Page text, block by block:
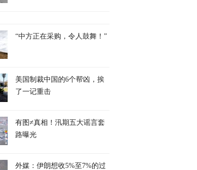
“中方正在采购，令人鼓舞！”
美国制裁中国的6个帮凶，挨
了一记重击
有图≠真相！汛期五大谣言套
路曝光
外媒：伊朗想收5%至7%的过